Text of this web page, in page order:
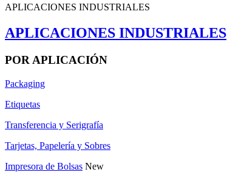
APLICACIONES INDUSTRIALES
APLICACIONES INDUSTRIALES
POR APLICACIÓN
Packaging
Etiquetas
Transferencia y Serigrafía
Tarjetas, Papelería y Sobres
Impresora de Bolsas New